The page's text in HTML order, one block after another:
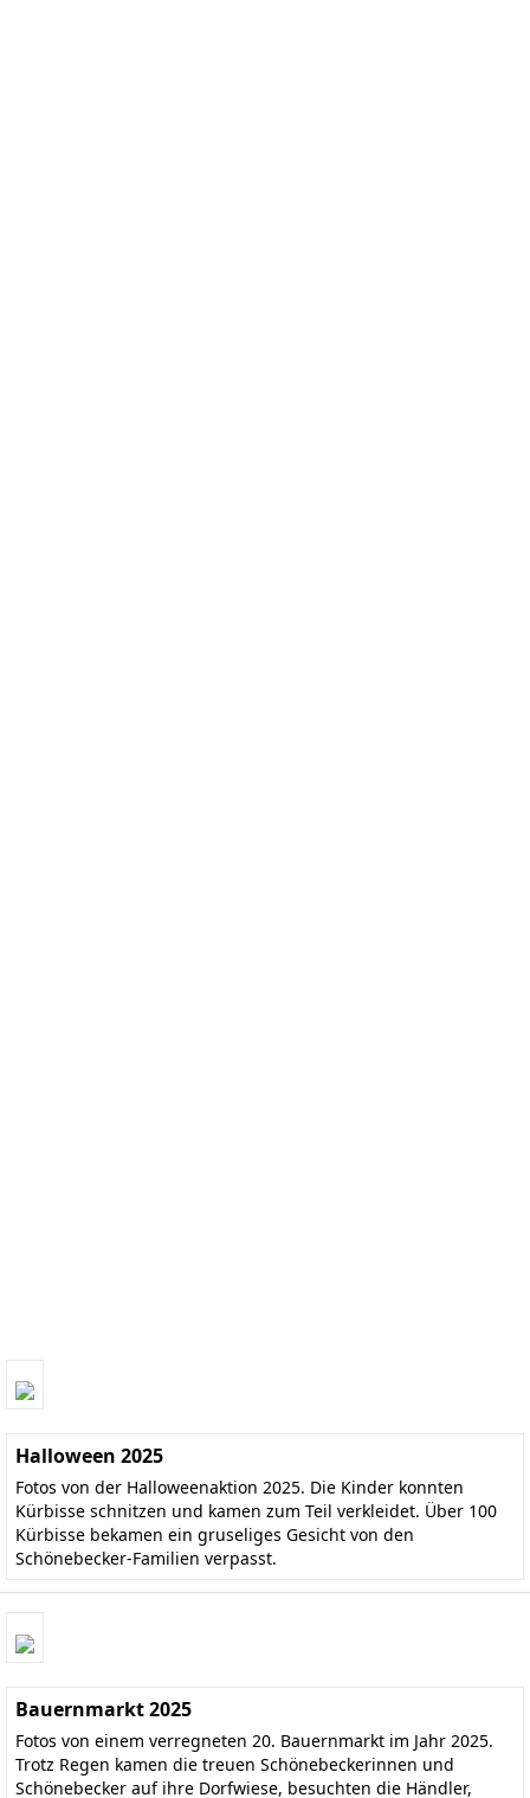
Halloween 2025
Fotos von der Halloweenaktion 2025. Die Kinder konnten
Kürbisse schnitzen und kamen zum Teil verkleidet. Über 100
Kürbisse bekamen ein gruseliges Gesicht von den
Schönebecker-Familien verpasst.
Bauernmarkt 2025
Fotos von einem verregneten 20. Bauernmarkt im Jahr 2025.
Trotz Regen kamen die treuen Schönebeckerinnen und
Schönebecker auf ihre Dorfwiese, besuchten die Händler,